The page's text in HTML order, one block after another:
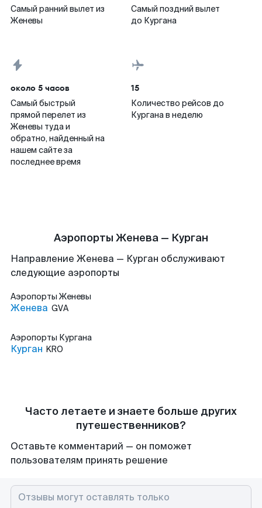
Самый ранний вылет из
Женевы
Самый поздний вылет
до Кургана
около 5 часов
Самый быстрый
прямой перелет из
Женевы туда и
обратно, найденный на
нашем сайте за
последнее время
15
Количество рейсов до
Кургана в неделю
Аэропорты Женева — Курган
Направление Женева — Курган обслуживают
следующие аэропорты
Аэропорты Женевы
Женева GVA
Аэропорты Кургана
Курган KRO
Часто летаете и знаете больше других
путешественников?
Оставьте комментарий — он поможет
пользователям принять решение